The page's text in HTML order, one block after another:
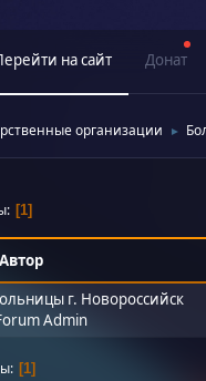
на сайт Донат
организации ►
1
Автор
г. Новороссийск
Admin
1